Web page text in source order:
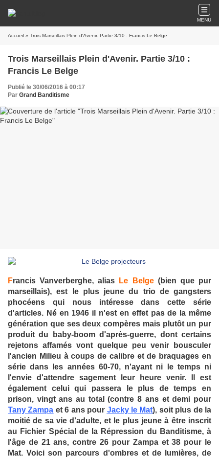
MENU
Accueil » Trois Marseillais Plein d'Avenir. Partie 3/10 : Francis Le Belge
Trois Marseillais Plein d'Avenir. Partie 3/10 :
Francis Le Belge
Publié le 30/06/2016 à 00:17
Par Grand Banditisme
Francis Vanverberghe, alias Le Belge(bien que pur
marseillais), est le plus jeune du trio de gangsters
phocéens qui nous intéresse dans cette série
d'articles. Né en 1946 il n'est en effet pas de la même
génération que ses deux compères mais plutôt un pur
produit du baby-boom d'après-guerre, dont certains
rejetons affamés vont quelque peu venir bousculer
l'ancien Milieu à coups de calibre et de braquages en
série dans les années 60-70, n'ayant ni le temps ni
l'envie d'attendre sagement leur heure venir. Il est
également celui qui passera le plus de temps en
prison, vingt ans au total (contre 8 ans et demi pour
Tany Zampa et 6 ans pour Jacky le Mat), soit plus de la
moitié de sa vie d'adulte, et le plus jeune à être inscrit
au Fichier Spécial de la Répression du Banditisme, à
l'âge de 21 ans, contre 26 pour Zampa et 38 pour le
Mat. Voici son parcours d'ombres et de lumières, de